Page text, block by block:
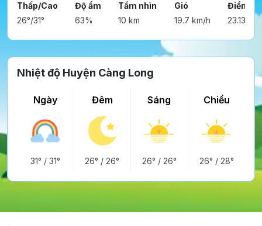
Thấp/Cao
26°/31°
Độ ẩm
63%
Tầm nhìn
10 km
Gió
19.7 km/h
Điểm
23.13°
Nhiệt độ Huyện Càng Long
Ngày
31° / 31°
Đêm
26° /26°
Sáng
26° / 26°
Chiều
26° / 28°